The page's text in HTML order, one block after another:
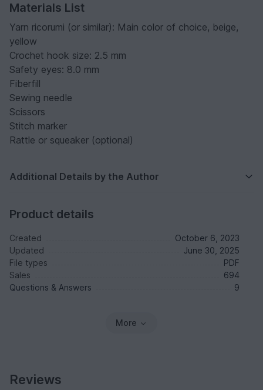
Materials List
Yarn ricorumi (or similar): Main color of choice, beige,
yellow
Crochet hook size: 2.5 mm
Safety eyes: 8.0 mm
Fiberfill
Sewing needle
Scissors
Stitch marker
Rattle or squeaker (optional)
Additional Details by the Author
Product details
Created
October 6, 2023
Updated
June 30, 2025
File types
PDF
Sales
694
Questions & Answers
9
More
Reviews